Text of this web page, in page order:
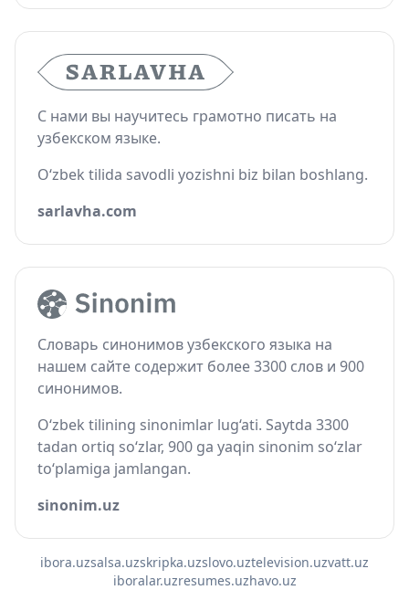
С нами вы научитесь грамотно писать на
узбекском языке.
O‘zbek tilida savodli yozishni biz bilan boshlang.
sarlavha.com
Словарь синонимов узбекского языка на
нашем сайте содержит более 3300 слов и 900
синонимов.
O‘zbek tilining sinonimlar lug‘ati. Saytda 3300
tadan ortiq so‘zlar, 900 ga yaqin sinonim so‘zlar
to‘plamiga jamlangan.
sinonim.uz
ibora.uzsalsa.uzskripka.uzslovo.uztelevision.uzvatt.uz
iboralar.uzresumes.uzhavo.uz